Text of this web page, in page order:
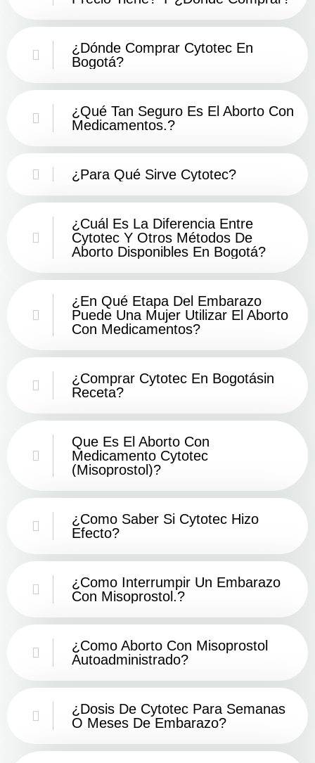
¿Dónde Comprar Cytotec En
Bogotá?
¿Qué Tan Seguro Es El Aborto Con
Medicamentos.?
¿Para Qué Sirve Cytotec?
¿Cuál Es La Diferencia Entre
Cytotec Y Otros Métodos De
Aborto Disponibles En Bogotá?
¿En Qué Etapa Del Embarazo
Puede Una Mujer Utilizar El Aborto
Con Medicamentos?
¿Comprar Cytotec En Bogotásin
Receta?
Que Es El Aborto Con
Medicamento Cytotec
(misoprostol)?
¿Como Saber Si Cytotec Hizo
Efecto?
¿como Interrumpir Un Embarazo
Con Misoprostol.?
¿Como Aborto Con Misoprostol
Autoadministrado?
¿Dosis De Cytotec Para Semanas
O Meses De Embarazo?